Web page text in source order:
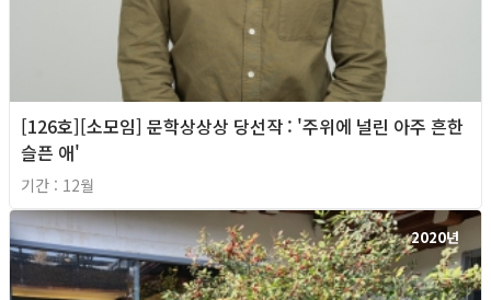
[126호][소모임] 문학상상상 당선작 : '주위에 널린 아주 흔한
슬픈 애'
기간 : 12월
2020년